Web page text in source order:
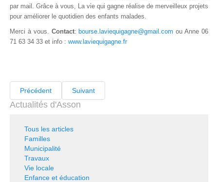
par mail. Grâce à vous, La vie qui gagne réalise de merveilleux projets
pour améliorer le quotidien des enfants malades.
Merci à vous. Contact: bourse.laviequigagne@gmail.com ou Anne 06
71 63 34 33 et info : www.laviequigagne.fr
Précédent Suivant
Actualités d'Asson
Tous les articles
Familles
Municipalité
Travaux
Vie locale
Enfance et éducation